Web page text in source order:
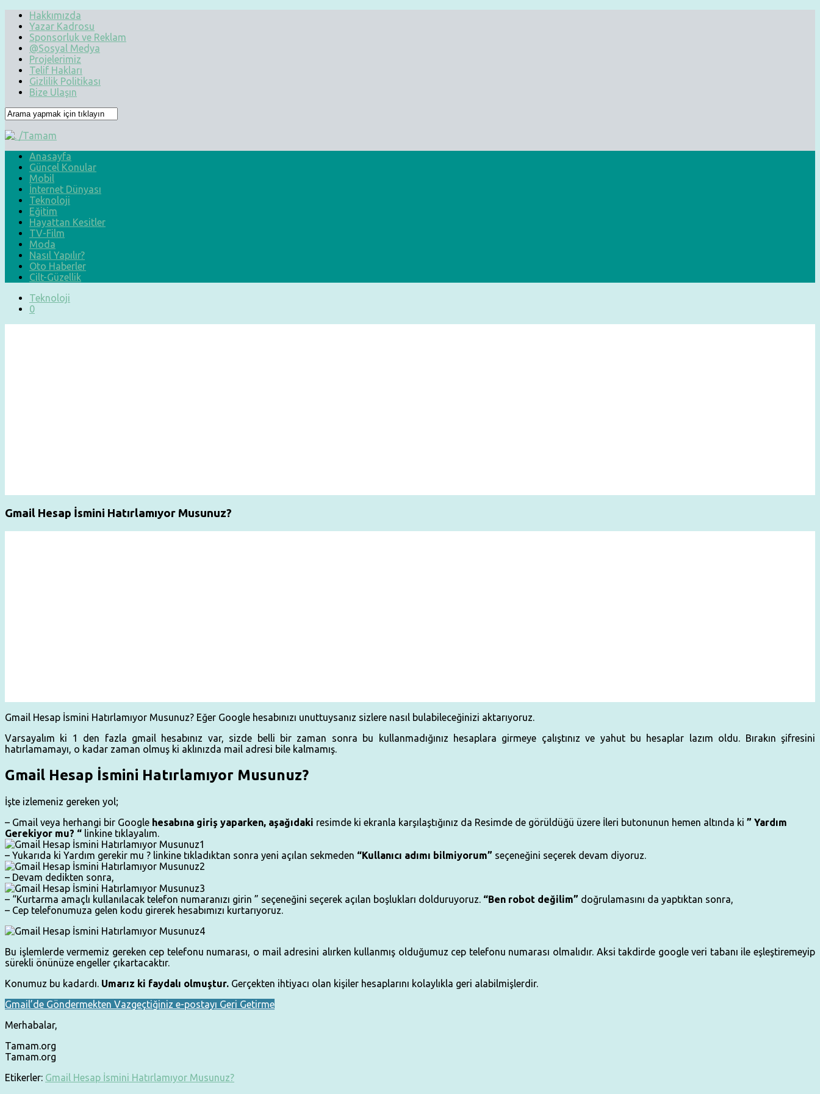
Hakkımızda
Yazar Kadrosu
Sponsorluk ve Reklam
@Sosyal Medya
Projelerimiz
Telif Hakları
Gizlilik Politikası
Bize Ulaşın
Anasayfa
Güncel Konular
Mobil
İnternet Dünyası
Teknoloji
Eğitim
Hayattan Kesitler
TV-Film
Moda
Nasıl Yapılır?
Oto Haberler
Cilt-Güzellik
Teknoloji
0
Gmail Hesap İsmini Hatırlamıyor Musunuz?
Gmail Hesap İsmini Hatırlamıyor Musunuz? Eğer Google hesabınızı unuttuysanız sizlere nasıl bulabileceğinizi aktarıyoruz.
Varsayalım ki 1 den fazla gmail hesabınız var, sizde belli bir zaman sonra bu kullanmadığınız hesaplara girmeye çalıştınız ve yahut bu hesaplar lazım oldu. Bırakın şifresini
hatırlamamayı, o kadar zaman olmuş ki aklınızda mail adresi bile kalmamış.
Gmail Hesap İsmini Hatırlamıyor Musunuz?
İşte izlemeniz gereken yol;
– Gmail veya herhangi bir Google hesabına giriş yaparken, aşağıdaki resimde ki ekranla karşılaştığınız da Resimde de görüldüğü üzere İleri butonunun hemen altında ki ” Yardım
Gerekiyor mu? “ linkine tıklayalım.
– Yukarıda ki Yardım gerekir mu ? linkine tıkladıktan sonra yeni açılan sekmeden “Kullanıcı adımı bilmiyorum” seçeneğini seçerek devam diyoruz.
– Devam dedikten sonra,
– “Kurtarma amaçlı kullanılacak telefon numaranızı girin ” seçeneğini seçerek açılan boşlukları dolduruyoruz. “Ben robot değilim” doğrulamasını da yaptıktan sonra,
– Cep telefonumuza gelen kodu girerek hesabımızı kurtarıyoruz.
Bu işlemlerde vermemiz gereken cep telefonu numarası, o mail adresini alırken kullanmış olduğumuz cep telefonu numarası olmalıdır. Aksi takdirde google veri tabanı ile eşleştiremeyip
sürekli önünüze engeller çıkartacaktır.
Konumuz bu kadardı. Umarız ki faydalı olmuştur. Gerçekten ihtiyacı olan kişiler hesaplarını kolaylıkla geri alabilmişlerdir.
Gmail’de Göndermekten Vazgeçtiğiniz e-postayı Geri Getirme
Merhabalar,
Tamam.org
Tamam.org
Etikerler: Gmail Hesap İsmini Hatırlamıyor Musunuz?